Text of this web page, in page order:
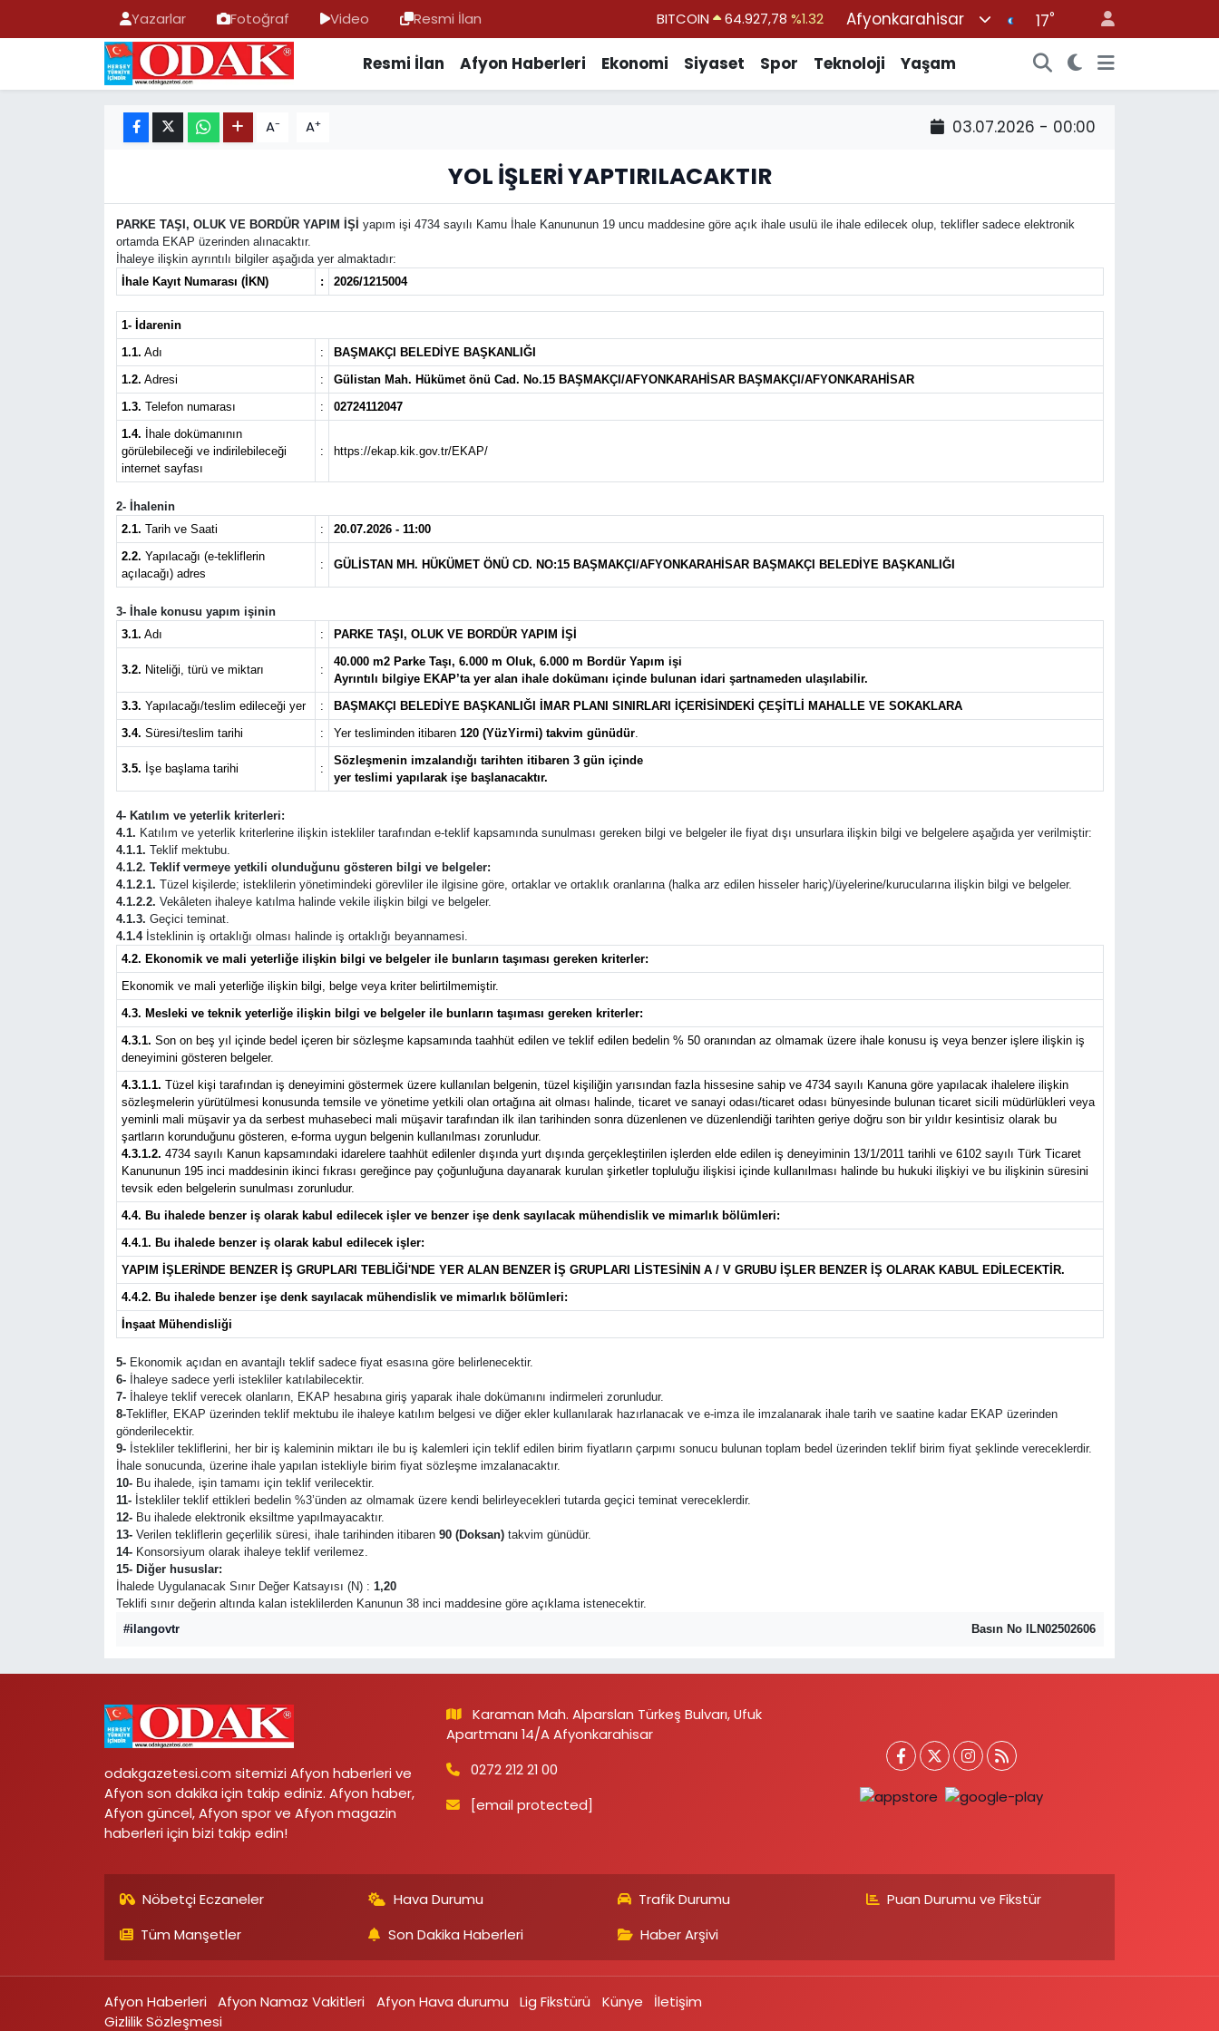
Yazarlar Fotoğraf Video Resmi İlan BITCOIN 64.927,78 %1.32
BİST100
13.703
Afyonkarahisar 17°
Resmi İlan Afyon Haberleri Ekonomi Siyaset Spor Teknoloji Yaşam
A- A+ 03.07.2026 - 00:00
YOL İŞLERİ YAPTIRILACAKTIR
PARKE TAŞI, OLUK VE BORDÜR YAPIM İŞİ yapım işi 4734 sayılı Kamu İhale Kanununun 19 uncu maddesine göre açık ihale usulü ile ihale edilecek olup, teklifler sadece elektronik
ortamda EKAP üzerinden alınacaktır.
İhaleye ilişkin ayrıntılı bilgiler aşağıda yer almaktadır:
İhale Kayıt Numarası (İKN)
: 2026/1215004
1- İdarenin
1.1. Adı :
BAŞMAKÇI BELEDİYE BAŞKANLIĞI
1.2. Adresi :
Gülistan Mah. Hükümet önü Cad. No.15 BAŞMAKÇI/AFYONKARAHİSAR BAŞMAKÇI/AFYONKARAHİSAR
1.3. Telefon numarası :
02724112047
1.4. İhale dokümanının
görülebileceği ve indirilebileceği
internet sayfası
: https://ekap.kik.gov.tr/EKAP/
2- İhalenin
2.1. Tarih ve Saati :
20.07.2026 - 11:00
2.2. Yapılacağı (e-tekliflerin
açılacağı) adres
: GÜLİSTAN MH. HÜKÜMET ÖNÜ CD. NO:15 BAŞMAKÇI/AFYONKARAHİSAR BAŞMAKÇI BELEDİYE BAŞKANLIĞI
3- İhale konusu yapım işinin
3.1. Adı : PARKE TAŞI, OLUK VE BORDÜR YAPIM İŞİ
3.2. Niteliği, türü ve miktarı :
40.000 m2 Parke Taşı, 6.000 m Oluk, 6.000 m Bordür Yapım işi
Ayrıntılı bilgiye EKAP’ta yer alan ihale dokümanı içinde bulunan idari şartnameden ulaşılabilir.
3.3. Yapılacağı/teslim edileceği yer :
BAŞMAKÇI BELEDİYE BAŞKANLIĞI İMAR PLANI SINIRLARI İÇERİSİNDEKİ ÇEŞİTLİ MAHALLE VE SOKAKLARA
3.4. Süresi/teslim tarihi : Yer tesliminden itibaren 120 (YüzYirmi) takvim günüdür.
3.5. İşe başlama tarihi :
Sözleşmenin imzalandığı tarihten itibaren 3 gün içinde
yer teslimi yapılarak işe başlanacaktır.
4- Katılım ve yeterlik kriterleri:
4.1. Katılım ve yeterlik kriterlerine ilişkin istekliler tarafından e-teklif kapsamında sunulması gereken bilgi ve belgeler ile fiyat dışı unsurlara ilişkin bilgi ve belgelere aşağıda yer verilmiştir:
4.1.1. Teklif mektubu.
4.1.2. Teklif vermeye yetkili olunduğunu gösteren bilgi ve belgeler:
4.1.2.1. Tüzel kişilerde; isteklilerin yönetimindeki görevliler ile ilgisine göre, ortaklar ve ortaklık oranlarına (halka arz edilen hisseler hariç)/üyelerine/kurucularına ilişkin bilgi ve belgeler.
4.1.2.2. Vekâleten ihaleye katılma halinde vekile ilişkin bilgi ve belgeler.
4.1.3. Geçici teminat.
4.1.4İsteklinin iş ortaklığı olması halinde iş ortaklığı beyannamesi.
4.2. Ekonomik ve mali yeterliğe ilişkin bilgi ve belgeler ile bunların taşıması gereken kriterler:
Ekonomik ve mali yeterliğe ilişkin bilgi, belge veya kriter belirtilmemiştir.
4.3. Mesleki ve teknik yeterliğe ilişkin bilgi ve belgeler ile bunların taşıması gereken kriterler:
4.3.1. Son on beş yıl içinde bedel içeren bir sözleşme kapsamında taahhüt edilen ve teklif edilen bedelin % 50 oranından az olmamak üzere ihale konusu iş veya benzer işlere ilişkin iş
deneyimini gösteren belgeler.
4.3.1.1. Tüzel kişi tarafından iş deneyimini göstermek üzere kullanılan belgenin, tüzel kişiliğin yarısından fazla hissesine sahip ve 4734 sayılı Kanuna göre yapılacak ihalelere ilişkin
sözleşmelerin yürütülmesi konusunda temsile ve yönetime yetkili olan ortağına ait olması halinde, ticaret ve sanayi odası/ticaret odası bünyesinde bulunan ticaret sicili müdürlükleri veya
yeminli mali müşavir ya da serbest muhasebeci mali müşavir tarafından ilk ilan tarihinden sonra düzenlenen ve düzenlendiği tarihten geriye doğru son bir yıldır kesintisiz olarak bu
şartların korunduğunu gösteren, e-forma uygun belgenin kullanılması zorunludur.
4.3.1.2. 4734 sayılı Kanun kapsamındaki idarelere taahhüt edilenler dışında yurt dışında gerçekleştirilen işlerden elde edilen iş deneyiminin 13/1/2011 tarihli ve 6102 sayılı Türk Ticaret
Kanununun 195 inci maddesinin ikinci fıkrası gereğince pay çoğunluğuna dayanarak kurulan şirketler topluluğu ilişkisi içinde kullanılması halinde bu hukuki ilişkiyi ve bu ilişkinin süresini
tevsik eden belgelerin sunulması zorunludur.
4.4. Bu ihalede benzer iş olarak kabul edilecek işler ve benzer işe denk sayılacak mühendislik ve mimarlık bölümleri:
4.4.1. Bu ihalede benzer iş olarak kabul edilecek işler:
YAPIM İŞLERİNDE BENZER İŞ GRUPLARI TEBLİĞİ'NDE YER ALAN BENZER İŞ GRUPLARI LİSTESİNİN A / V GRUBU İŞLER BENZER İŞ OLARAK KABUL EDİLECEKTİR.
4.4.2. Bu ihalede benzer işe denk sayılacak mühendislik ve mimarlık bölümleri:
İnşaat Mühendisliği
5-Ekonomik açıdan en avantajlı teklif sadece fiyat esasına göre belirlenecektir.
6-İhaleye sadece yerli istekliler katılabilecektir.
7-İhaleye teklif verecek olanların, EKAP hesabına giriş yaparak ihale dokümanını indirmeleri zorunludur.
8-Teklifler, EKAP üzerinden teklif mektubu ile ihaleye katılım belgesi ve diğer ekler kullanılarak hazırlanacak ve e-imza ile imzalanarak ihale tarih ve saatine kadar EKAP üzerinden
gönderilecektir.
9-İstekliler tekliflerini, her bir iş kaleminin miktarı ile bu iş kalemleri için teklif edilen birim fiyatların çarpımı sonucu bulunan toplam bedel üzerinden teklif birim fiyat şeklinde vereceklerdir.
İhale sonucunda, üzerine ihale yapılan istekliyle birim fiyat sözleşme imzalanacaktır.
10-Bu ihalede, işin tamamı için teklif verilecektir.
11-İstekliler teklif ettikleri bedelin %3’ünden az olmamak üzere kendi belirleyecekleri tutarda geçici teminat vereceklerdir.
12-Bu ihalede elektronik eksiltme yapılmayacaktır.
13-Verilen tekliflerin geçerlilik süresi, ihale tarihinden itibaren 90 (Doksan)takvim günüdür.
14-Konsorsiyum olarak ihaleye teklif verilemez.
15- Diğer hususlar:
İhalede Uygulanacak Sınır Değer Katsayısı (N) : 1,20
Teklifi sınır değerin altında kalan isteklilerden Kanunun 38 inci maddesine göre açıklama istenecektir.
#ilangovtr
Basın No ILN02502606
odakgazetesi.com sitemizi Afyon haberleri ve
Afyon son dakika için takip ediniz. Afyon haber,
Afyon güncel, Afyon spor ve Afyon magazin
haberleri için bizi takip edin!
Karaman Mah. Alparslan Türkeş Bulvarı, Ufuk
Apartmanı 14/A Afyonkarahisar
0272 212 21 00
[email protected]
Nöbetçi Eczaneler Hava Durumu Trafik Durumu
Puan Durumu ve Fikstür
Tüm Manşetler
Son Dakika Haberleri Haber Arşivi
Afyon Haberleri Afyon Namaz Vakitleri Afyon Hava durumu Lig Fikstürü Künye
İletişim
Gizlilik Sözleşmesi
AFYONKARAHİSAR HABERLERİ
Resmi İlan
GÜNCEL
MAGAZİN
11:11 MANŞET
Nöbetçi Eczaneler
Hava Durumu
Süper Lig Puan Durumu ve Fikstür
Tüm Manşetler
Son Dakika Haberleri
Haber Arşivi